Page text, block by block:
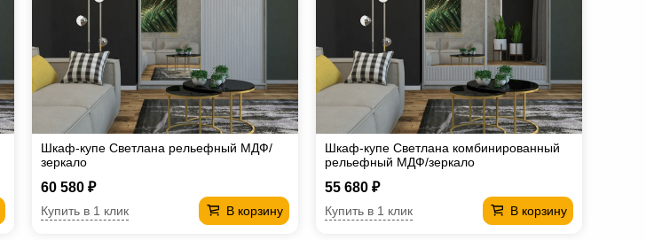
Шкаф-купе Светлана рельефный МДФ/
зеркало
60 580 ₽
В корзину
Купить в 1 клик
Шкаф-купе Светлана комбинированный
рельефный МДФ/зеркало
55 680 ₽
В корзину
Купить в 1 клик